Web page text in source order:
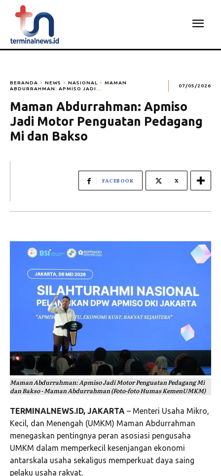
BERANDA NEWS NASIONAL
MAMAN
ABDURRAHMAN: APMISO JADI...
07/05/2026
Maman Abdurrahman: Apmiso
Jadi Motor Penguatan Pedagang
Mi dan Bakso
FACEBOOK X
Maman Abdurrahman: Apmiso Jadi Motor Penguatan Pedagang Mi
dan Bakso - Maman Abdurrahman (Foto-foto Humas KemenUMKM)
TERMINALNEWS.ID, JAKARTA – Menteri Usaha Mikro,
Kecil, dan Menengah (UMKM) Maman Abdurrahman
menegaskan pentingnya peran asosiasi pengusaha
UMKM dalam memperkecil kesenjangan ekonomi
antarskala usaha sekaligus memperkuat daya saing
pelaku usaha rakyat.